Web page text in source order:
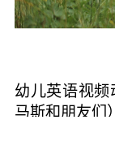
幼儿英语视
马斯和朋友们）